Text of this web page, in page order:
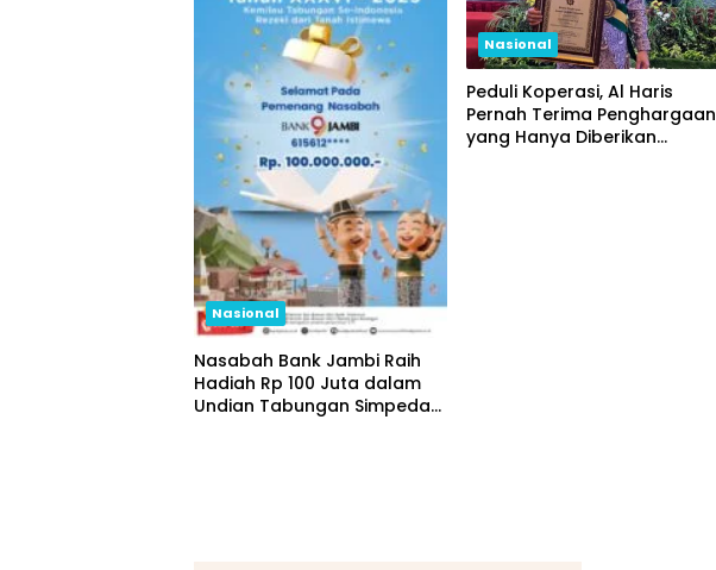
Nasional
Nasabah Bank Jambi Raih
Hadiah Rp 100 Juta dalam
Undian Tabungan Simpeda
Nasional
Peduli Koperasi, Al Haris
Pernah Terima Penghargaan
yang Hanya Diberikan